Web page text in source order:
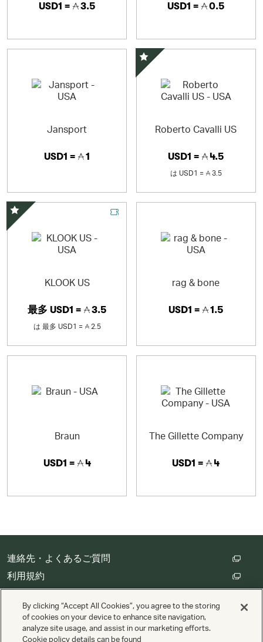
USD1 = 3.5 USD1 = 0.5
Jansport
USD1 = 1
Roberto Cavalli US
USD1 = 4.5
は USD1 = 3.5
スペシャルオファー
KLOOK US
最多 USD1 = 3.5
は 最多 USD1 = 2.5
スペシャルオファー
rag & bone
USD1 = 1.5
Braun
USD1 = 4
The Gillette Company
USD1 = 4
連絡先・よくあるご質問
利用規約
クッキーの設定
By clicking “Accept All Cookies”, you agree to the storing
of cookies on your device to enhance site navigation,
analyze site usage, and assist in our marketing efforts.
Cookie policy details can be found